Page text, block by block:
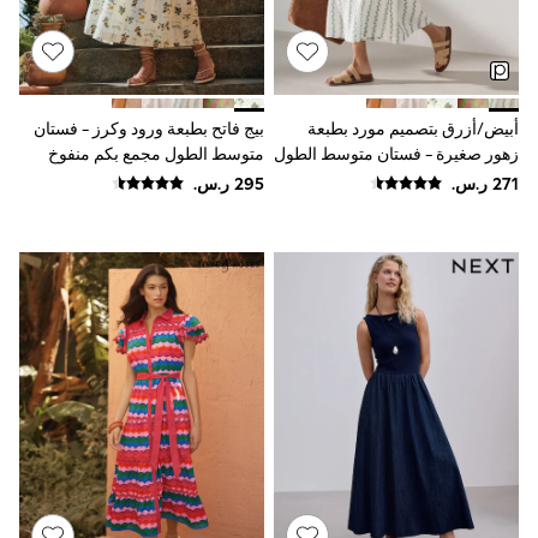
Baker by Ted Baker
Boden
Lipsy
Love & Roses
Mint Velvet
Monsoon
River Island
SCHOOWEAR
All Boys Schoolwear
Shorts
Shirts
Polo Shirts
Sweatshirts & Jumpers
Coats & Jackets
Underwear
Socks
Multipacks
All Boys Sport & Swimwear
Trainers & Pumps
Swimwear
أبيض/أزرق بتصميم مورد بطبعة
زهور صغيرة - فستان متوسط الطول
مجمع بكم منفوخ
بيج فاتح بطبعة ورود وكرز - فستان
متوسط الطول مجمع بكم منفوخ